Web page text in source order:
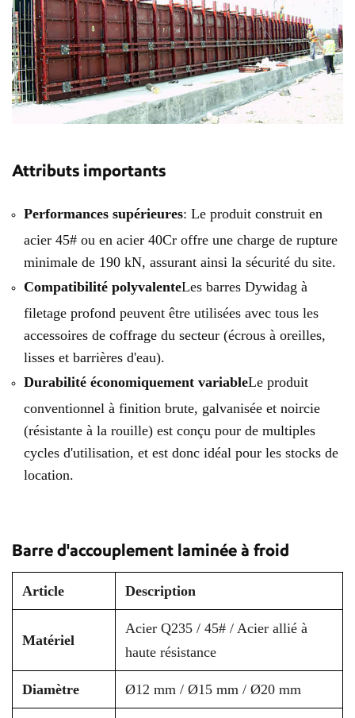
Attributs importants
Performances supérieures: Le produit construit en
acier 45# ou en acier 40Cr offre une charge de rupture
minimale de 190 kN, assurant ainsi la sécurité du site.
Compatibilité polyvalenteLes barres Dywidag à
filetage profond peuvent être utilisées avec tous les
accessoires de coffrage du secteur (écrous à oreilles,
lisses et barrières d'eau).
Durabilité économiquement variableLe produit
conventionnel à finition brute, galvanisée et noircie
(résistante à la rouille) est conçu pour de multiples
cycles d'utilisation, et est donc idéal pour les stocks de
location.
Barre d'accouplement laminée à froid
Article Description
Matériel
Acier Q235 / 45# / Acier allié à
haute résistance
Diamètre Ø12 mm / Ø15 mm / Ø20 mm